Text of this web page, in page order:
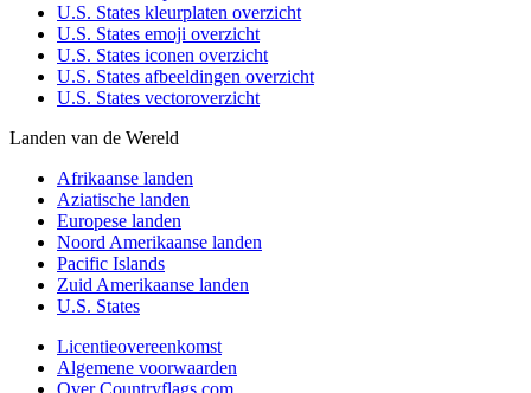
U.S. States kleurplaten overzicht
U.S. States emoji overzicht
U.S. States iconen overzicht
U.S. States afbeeldingen overzicht
U.S. States vectoroverzicht
Landen van de Wereld
Afrikaanse landen
Aziatische landen
Europese landen
Noord Amerikaanse landen
Pacific Islands
Zuid Amerikaanse landen
U.S. States
Licentieovereenkomst
Algemene voorwaarden